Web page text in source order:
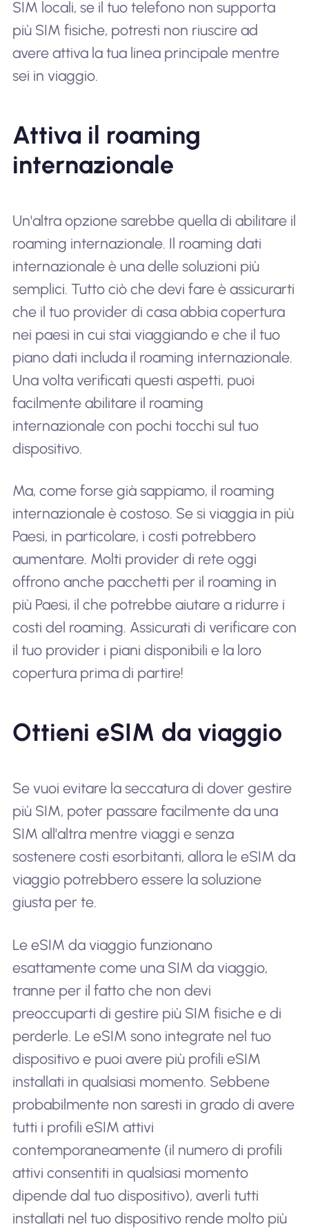
SIM locali, se il tuo telefono non supporta
più SIM fisiche, potresti non riuscire ad
avere attiva la tua linea principale mentre
sei in viaggio.
Attiva il roaming
internazionale
Un'altra opzione sarebbe quella di abilitare il
roaming internazionale. Il roaming dati
internazionale è una delle soluzioni più
semplici. Tutto ciò che devi fare è assicurarti
che il tuo provider di casa abbia copertura
nei paesi in cui stai viaggiando e che il tuo
piano dati includa il roaming internazionale.
Una volta verificati questi aspetti, puoi
facilmente abilitare il roaming
internazionale con pochi tocchi sul tuo
dispositivo.
Ma, come forse già sappiamo, il roaming
internazionale è costoso. Se si viaggia in più
Paesi, in particolare, i costi potrebbero
aumentare. Molti provider di rete oggi
offrono anche pacchetti per il roaming in
più Paesi, il che potrebbe aiutare a ridurre i
costi del roaming. Assicurati di verificare con
il tuo provider i piani disponibili e la loro
copertura prima di partire!
Ottieni eSIM da viaggio
Se vuoi evitare la seccatura di dover gestire
più SIM, poter passare facilmente da una
SIM all'altra mentre viaggi e senza
sostenere costi esorbitanti, allora le eSIM da
viaggio potrebbero essere la soluzione
giusta per te.
Le eSIM da viaggio funzionano
esattamente come una SIM da viaggio,
tranne per il fatto che non devi
preoccuparti di gestire più SIM fisiche e di
perderle. Le eSIM sono integrate nel tuo
dispositivo e puoi avere più profili eSIM
installati in qualsiasi momento. Sebbene
probabilmente non saresti in grado di avere
tutti i profili eSIM attivi
contemporaneamente (il numero di profili
attivi consentiti in qualsiasi momento
dipende dal tuo dispositivo), averli tutti
installati nel tuo dispositivo rende molto più